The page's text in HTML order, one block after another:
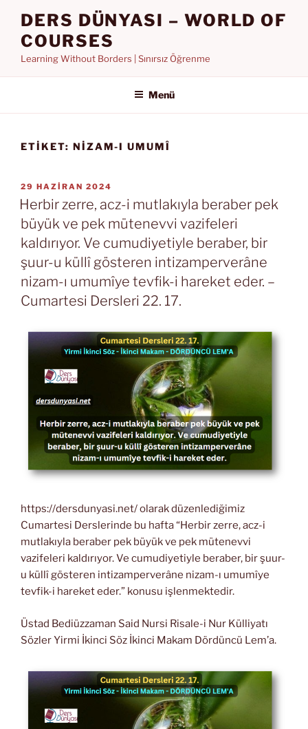
DERS DÜNYASI – WORLD OF
COURSES
Learning Without Borders | Sınırsız Öğrenme
Menü
ETIKET: NIZAM-I UMUMÎ
YAYIM
TARIHI
29 HAZIRAN 2024
Herbir zerre, acz-i mutlakıyla beraber pek
büyük ve pek mütenevvi vazifeleri
kaldırıyor. Ve cumudiyetiyle beraber, bir
şuur-u küllî gösteren intizamperverâne
nizam-ı umumîye tevfik-i hareket eder. –
Cumartesi Dersleri 22. 17.
https://dersdunyasi.net/ olarak düzenlediğimiz
Cumartesi Derslerinde bu hafta “Herbir zerre, acz-i
mutlakıyla beraber pek büyük ve pek mütenevvi
vazifeleri kaldırıyor. Ve cumudiyetiyle beraber, bir şuur-
u küllî gösteren intizamperverâne nizam-ı umumîye
tevfik-i hareket eder.” konusu işlenmektedir.
Üstad Bediüzzaman Said Nursi Risale-i Nur Külliyatı
Sözler Yirmi İkinci Söz İkinci Makam Dördüncü Lem’a.